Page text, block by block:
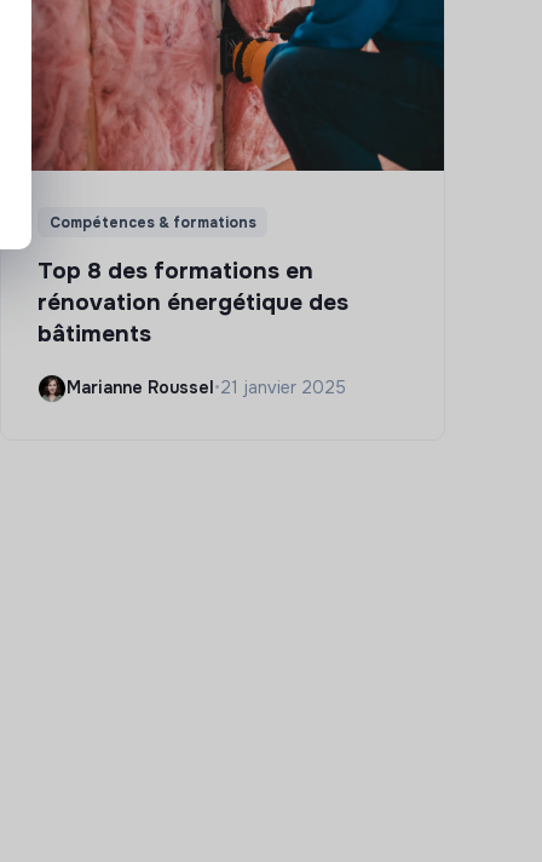
Compétences & formations
Top 8 des formations en
rénovation énergétique des
bâtiments
Marianne Roussel•21 janvier 2025